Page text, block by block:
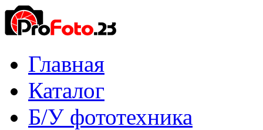
Главная
Каталог
Б/У фототехника